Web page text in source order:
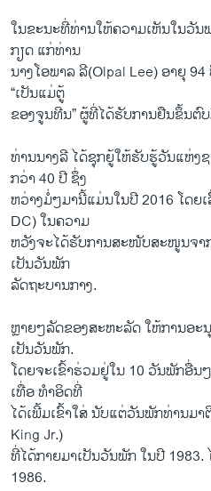
ໃນຂະນະທີ່ທ່ານໃຫ້ຄວາມເຫັນໃນວັນ
ກຽດ ແກ່ທ່ານ
ນາງໂອພາລ ລີ(Olpal Lee) ອາຍຸ
“ເປັນແມ່ຕູ້
ຂອງຈູນທີນ” ຜູ້ທີ່ໄດ້ຮັບການຢືນຂຶ້ນ
ທ່ານນາງລີ ໄດ້ຊຸກຍູ້ໃຫ້ຮັບຮູ້ວັນແຫ່ງ
ກວ່າ 40 ປີ ຊຶ່ງ
ຫວ່າງມໍ່ໆມານີ້ແມ່ນໃນປີ 2016 ໂດຍ
DC) ໃນຄວາມ
ຫວັງຈະໄດ້ຮັບການສະໜັບສະໜູນຈາ
ເປັນວັນພັກ
ລັດຖະບານກາງ.
ຫຼາຍໆລັດຂອງສະຫະລັດ ໃຫ້ການອ
ເປັນວັນພັກ.
ໂດຍຈະເຂົ້າຮ່ວມຢູ່ໃນ 10 ວັນພັກອື່ນ
ເທື່ອ ທຳອິດທີ່
ໄດ້ເພີ້ມເຂົ້າໃສ່ ນັບແຕ່ວັນພັກທ່ານມາ
King Jr.)
ທີ່ໄດ້ກາຍມາເປັນວັນພັກ ໃນປີ
1986.